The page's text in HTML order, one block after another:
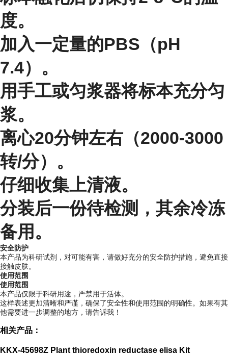
度。
加入一定量的PBS（pH
7.4）。
用手工或匀浆器将标本充分匀
浆。
离心20分钟左右（2000-3000
转/分）。
仔细收集上清液。
分装后一份待检测，其余冷冻
备用。
安全防护
本产品为科研试剂，对可能有害，请做好充分的安全防护措施，避免直接
接触皮肤。
使用范围
使用范围
本产品仅限于科研用途，严禁用于活体。
这样表述更加清晰和严谨，确保了安全性和使用范围的明确性。如果有其
他需要进一步调整的地方，请告诉我！
相关产品：
KKX-45698Z Plant thioredoxin reductase elisa Kit